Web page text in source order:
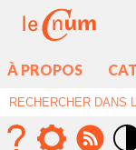
À PROPOS